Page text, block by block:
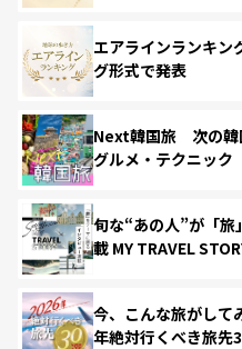
エアラインランキ
グ形式で発表
Next韓国旅 次の韓
グルメ・テクニック
旬な“あの人”が「旅
載 MY TRAVEL
今、こんな旅がして
年絶対行くべき旅先